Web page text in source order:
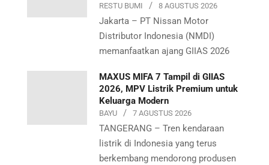
RESTU BUMI 8 AGUSTUS 2026
Jakarta – PT Nissan Motor
Distributor Indonesia (NMDI)
memanfaatkan ajang GIIAS 2026
MAXUS MIFA 7 Tampil di GIIAS
2026, MPV Listrik Premium untuk
Keluarga Modern
BAYU 7 AGUSTUS 2026
TANGERANG – Tren kendaraan
listrik di Indonesia yang terus
berkembang mendorong produsen